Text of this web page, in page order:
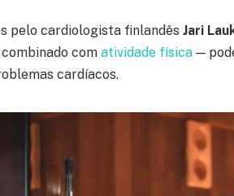
pelo cardiologista finlandês Jari
com atividade física —
cardíacos.